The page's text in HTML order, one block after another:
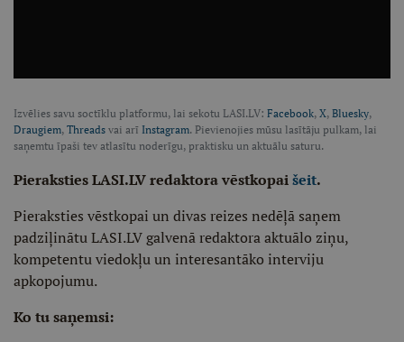
Izvēlies savu soctīklu platformu, lai sekotu LASI.LV: Facebook, X, Bluesky,
Draugiem, Threads vai arī Instagram. Pievienojies mūsu lasītāju pulkam, lai
saņemtu īpaši tev atlasītu noderīgu, praktisku un aktuālu saturu.
Pieraksties LASI.LV redaktora vēstkopaišeit.
Pieraksties vēstkopai un divas reizes nedēļā saņem
padziļinātu LASI.LV galvenā redaktora aktuālo ziņu,
kompetentu viedokļu un interesantāko interviju
apkopojumu.
Ko tu saņemsi: